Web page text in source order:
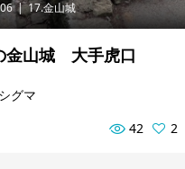
17.金山城
金山城 大手虎口
シグマ
42
2